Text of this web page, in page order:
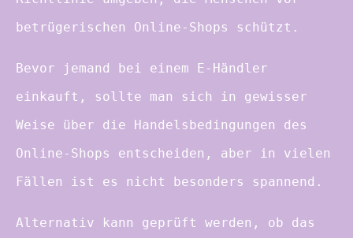
betrügerischen Online-Shops schützt.
Bevor jemand bei einem E-Händler
einkauft, sollte man sich in gewisser
Weise über die Handelsbedingungen des
Online-Shops entscheiden, aber in vielen
Fällen ist es nicht besonders spannend.
Alternativ kann geprüft werden, ob das